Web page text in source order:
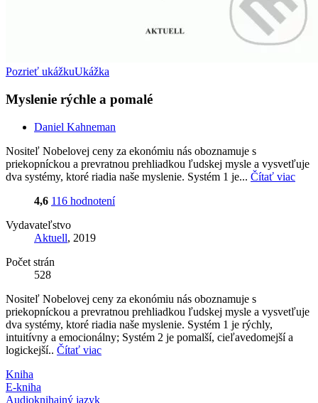
Pozrieť ukážkuUkážka
Myslenie rýchle a pomalé
Daniel Kahneman
Nositeľ Nobelovej ceny za ekonómiu nás oboznamuje s
priekopníckou a prevratnou prehliadkou ľudskej mysle a vysvetľuje
dva systémy, ktoré riadia naše myslenie. Systém 1 je... Čítať viac
4,6 116 hodnotení
Vydavateľstvo
Aktuell, 2019
Počet strán
528
Nositeľ Nobelovej ceny za ekonómiu nás oboznamuje s
priekopníckou a prevratnou prehliadkou ľudskej mysle a vysvetľuje
dva systémy, ktoré riadia naše myslenie. Systém 1 je rýchly,
intuitívny a emocionálny; Systém 2 je pomalší, cieľavedomejší a
logickejší.. Čítať viac
Kniha
E-kniha
Audioknihainý jazyk